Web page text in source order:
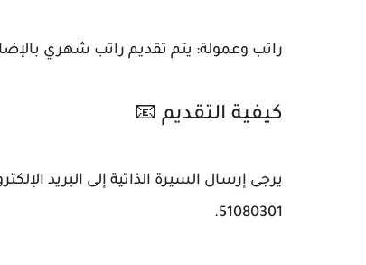
راتب وعمولة: يتم تقديم راتب شهري
كيفية التقديم 📧
51080301.